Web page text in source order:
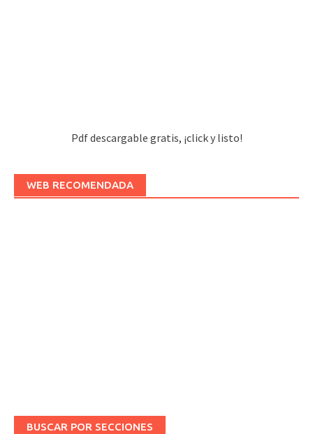
Pdf descargable gratis, ¡click y listo!
WEB RECOMENDADA
BUSCAR POR SECCIONES